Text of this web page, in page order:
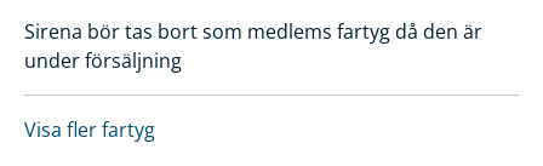
Sirena bör tas bort som medlems fartyg då den är
under försäljning
Visa fler fartyg